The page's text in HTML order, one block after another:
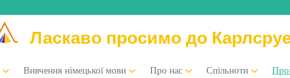
Ласкаво просимо до
Вивче­н­ня німе­цької мови Про нас Спіль­но­ти